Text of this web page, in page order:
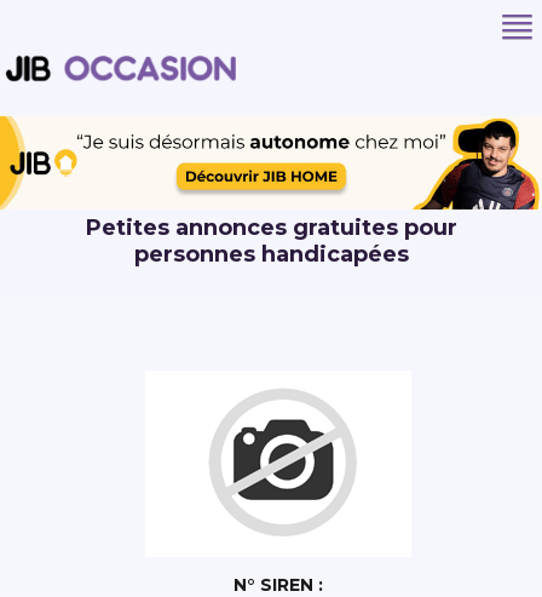
Petites annonces gratuites pour
personnes handicapées
N° SIREN :